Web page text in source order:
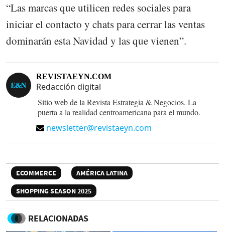
“Las marcas que utilicen redes sociales para
iniciar el contacto y chats para cerrar las ventas
dominarán esta Navidad y las que vienen”.
REVISTAEYN.COM
Redacción digital
Sitio web de la Revista Estrategia & Negocios. La
puerta a la realidad centroamericana para el mundo.
newsletter@revistaeyn.com
ECOMMERCE
AMÉRICA LATINA
SHOPPING SEASON 2025
RELACIONADAS